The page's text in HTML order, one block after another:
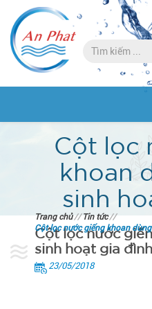
Cột lọc
khoan
sinh
Trang chủ//Tin tức//
Cột lọc nước giếng khoan
Cột lọc nước
sinh hoạt gia đình
23/05/2018